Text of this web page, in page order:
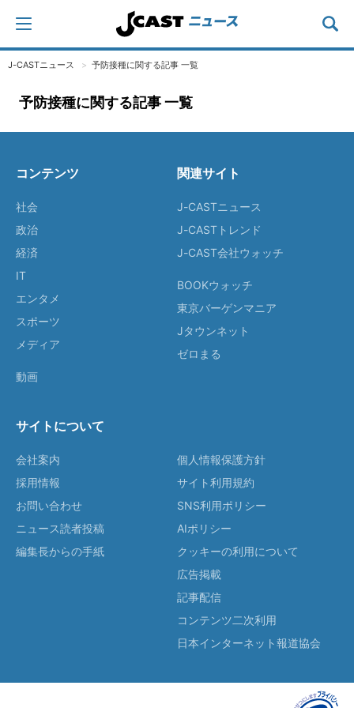
J-CASTニュース 予防接種に関する記事 一覧
予防接種に関する記事 一覧
コンテンツ
社会
政治
経済
IT
エンタメ
スポーツ
メディア
動画
関連サイト
J-CASTニュース
J-CASTトレンド
J-CAST会社ウォッチ
BOOKウォッチ
東京バーゲンマニア
Jタウンネット
ゼロまる
サイトについて
会社案内
採用情報
お問い合わせ
ニュース読者投稿
編集長からの手紙
個人情報保護方針
サイト利用規約
SNS利用ポリシー
AIポリシー
クッキーの利用について
広告掲載
記事配信
コンテンツ二次利用
日本インターネット報道協会